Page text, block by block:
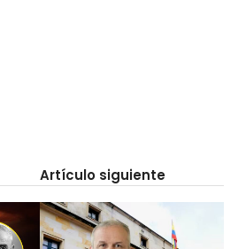
Artículo siguiente